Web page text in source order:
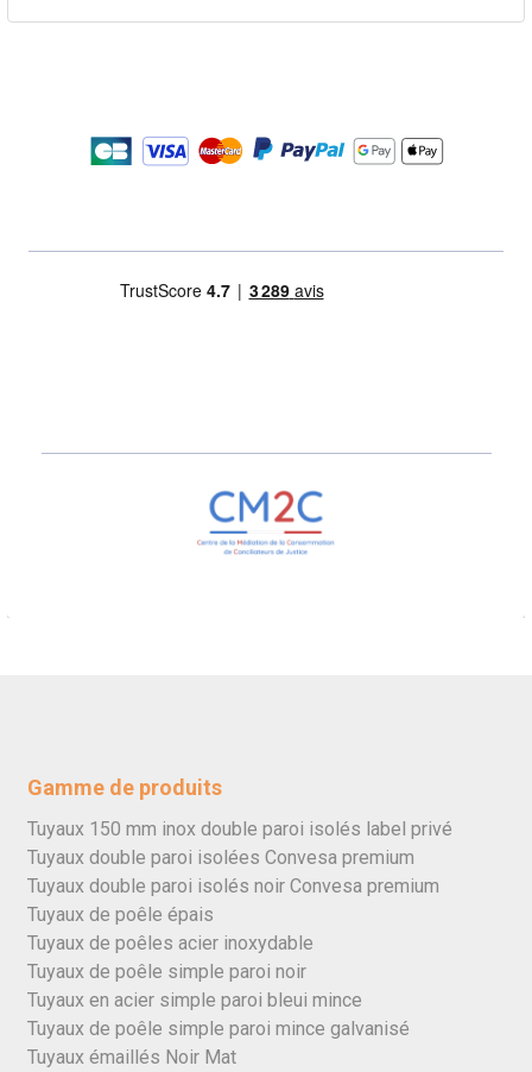
Gamme de produits
Tuyaux 150 mm inox double paroi isolés label privé
Tuyaux double paroi isolées Convesa premium
Tuyaux double paroi isolés noir Convesa premium
Tuyaux de poêle épais
Tuyaux de poêles acier inoxydable
Tuyaux de poêle simple paroi noir
Tuyaux en acier simple paroi bleui mince
Tuyaux de poêle simple paroi mince galvanisé
Tuyaux émaillés Noir Mat